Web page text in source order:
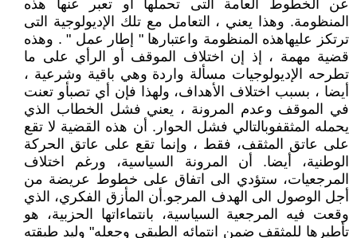
عن الخطوط العامة التى تحملها أو تعبر عنها هذه
المنظومة. وهذا يعني ، التعامل مع تلك الإديولوجية التى
ترتكز عليهاهذه المنظومة واعتبارها " إطار عمل " . وهذه
قضية مهمة ، إذ إن اختلاف الموقف أو الرأي على ما
تطرحه الإديولوجيات مسألة واردة وهي باقية وشرعية ،
أيضا ، بسبب اختلاف الأهداف، ولهذا فإن أي تصبأو تعنت
في الموقف وعدم المرونة ، يعني فشل الخطاب الذي
يحمله المثقفوبالتالي فشل الحوار. أن هذه القضية لا تقع
على عاتق المثقف، فقط ، وإنما تقع على عاتق الحركة
الوطنية، أيضا. أن المرونة السياسية، ورغم اختلاف
المرجعيات، ستؤدي الى اتفاق على خطوط عريضة من
أجل الوصول الى الهدف المرجو.أن المأزق الفكري، الذي
وقعت فيه المرجعية السياسية، بانتماءاتها الحزبية، هو
تأطيرها للمثقف ضمن انتمائه الطبقي وجعله" وليد طبقته